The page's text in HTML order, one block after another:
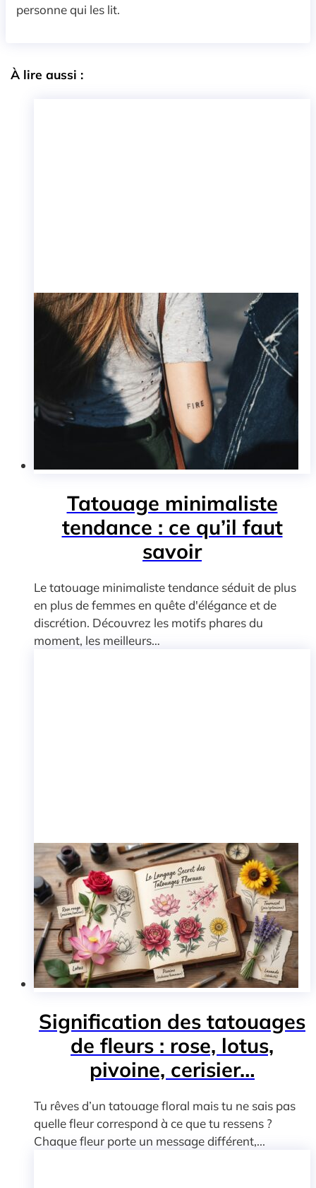
personne qui les lit.
À lire aussi :
Tatouage minimaliste
tendance : ce qu’il faut
savoir
Le tatouage minimaliste tendance séduit de plus
en plus de femmes en quête d'élégance et de
discrétion. Découvrez les motifs phares du
moment, les meilleurs…
Signification des tatouages
de fleurs : rose, lotus,
pivoine, cerisier…
Tu rêves d’un tatouage floral mais tu ne sais pas
quelle fleur correspond à ce que tu ressens ?
Chaque fleur porte un message différent,...